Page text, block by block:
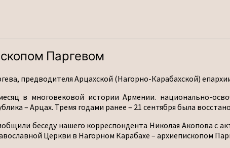
Паргевом
предводителя Арцахской (Нагорно-Карабахской)
в многовековой истории Армении. национально-
– Арцах. Тремя годами ранее – 21 сентября была
беседу нашего корреспондента Николая Акопова с
Церкви в Нагорном Карабахе – архиепископом